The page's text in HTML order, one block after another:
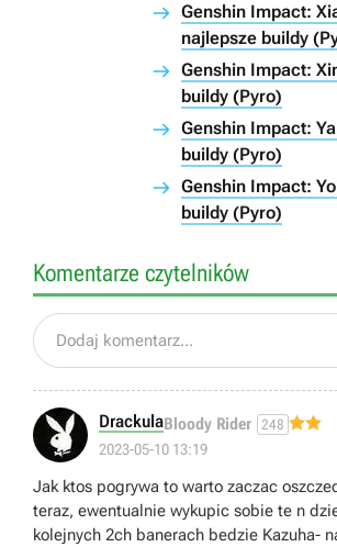
Genshin Impact:
najlepsze buildy
Genshin Impact:
buildy (Pyro)
Genshin Impact:
buildy (Pyro)
Genshin Impact:
buildy (Pyro)
Komentarze czytelników
Dodaj komentarz...
DrackulaBloody Rider 248
2023-05-10 13:19
Jak ktos pogrywa to warto zaczac
teraz, ewentualnie wykupic sobie te n
kolejnych 2ch banerach bedzie Kazuha-